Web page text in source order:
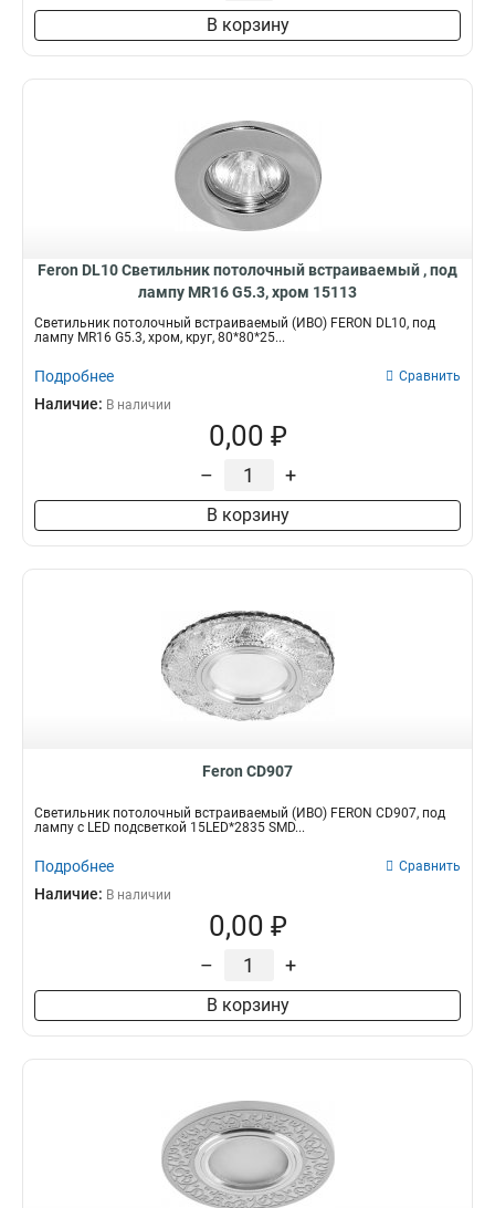
В корзину
Feron DL10 Светильник потолочный встраиваемый , под
лампу MR16 G5.3, хром 15113
Светильник потолочный встраиваемый (ИВО) FERON DL10, под
лампу MR16 G5.3, хром, круг, 80*80*25...
Подробнее Сравнить
Наличие: В наличии
0,00 ₽
– +
В корзину
Feron CD907
Светильник потолочный встраиваемый (ИВО) FERON CD907, под
лампу с LED подсветкой 15LED*2835 SMD...
Подробнее Сравнить
Наличие: В наличии
0,00 ₽
– +
В корзину